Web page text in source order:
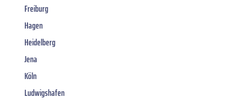
Freiburg
Hagen
Heidelberg
Jena
Köln
Ludwigshafen